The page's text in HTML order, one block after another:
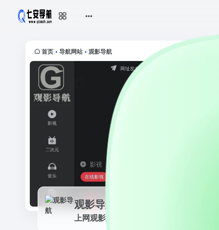
首页 • 导航网站 • 观影导航
观影导航
上网观影第一站 - 极致影音娱乐网址大全
上网观影第一站 - 极致影音娱乐网址大